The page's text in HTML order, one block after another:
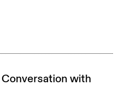
with